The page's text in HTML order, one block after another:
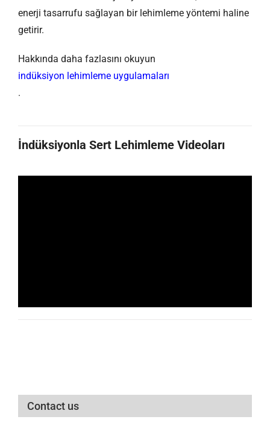
enerji tasarrufu sağlayan bir lehimleme yöntemi haline
getirir.
Hakkında daha fazlasını okuyun
indüksiyon lehimleme uygulamaları
.
İndüksiyonla Sert Lehimleme Videoları
Contact us